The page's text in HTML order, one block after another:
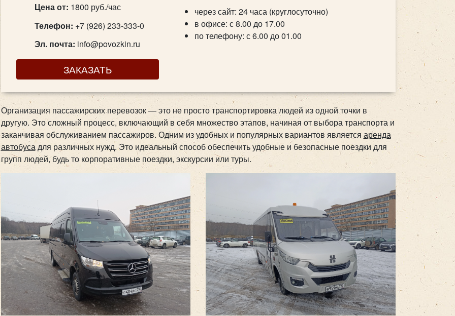
Цена от: 1800 руб./час
Телефон: +7 (926) 233-333-0
Эл. почта: info@povozkin.ru
ЗАКАЗАТЬ
через сайт: 24 часа (круглосуточно)
в офисе: с 8.00 до 17.00
по телефону: с 6.00 до 01.00
Организация пассажирских перевозок — это не просто транспортировка людей из одной точки в
другую. Это сложный процесс, включающий в себя множество этапов, начиная от выбора транспорта и
заканчивая обслуживанием пассажиров. Одним из удобных и популярных вариантов является аренда
автобусадля различных нужд. Это идеальный способ обеспечить удобные и безопасные поездки для
групп людей, будь то корпоративные поездки, экскурсии или туры.